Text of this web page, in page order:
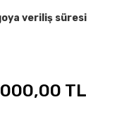
veriliş süresi
TL